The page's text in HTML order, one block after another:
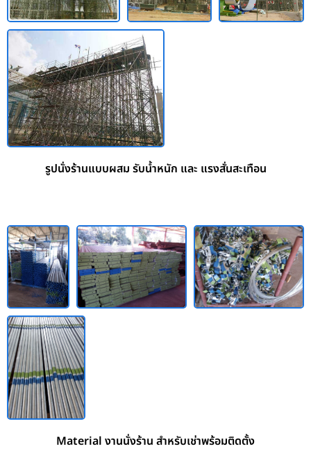
รูปนั่งร้านแบบผสม รับน้ำหนัก และ แรงสั่นสะเทือน
Material งานนั่งร้าน สำหรับเช่าพร้อมติดตั้ง